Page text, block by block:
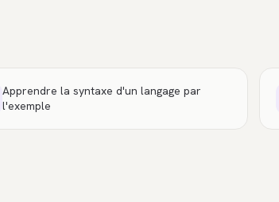
Apprendre la syntaxe d'un langage par
l'exemple